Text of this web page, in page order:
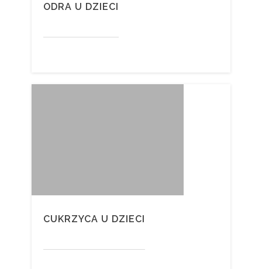
ODRA U DZIECI
CUKRZYCA U DZIECI